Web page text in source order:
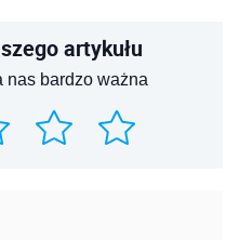
artykułu
nas bardzo ważna